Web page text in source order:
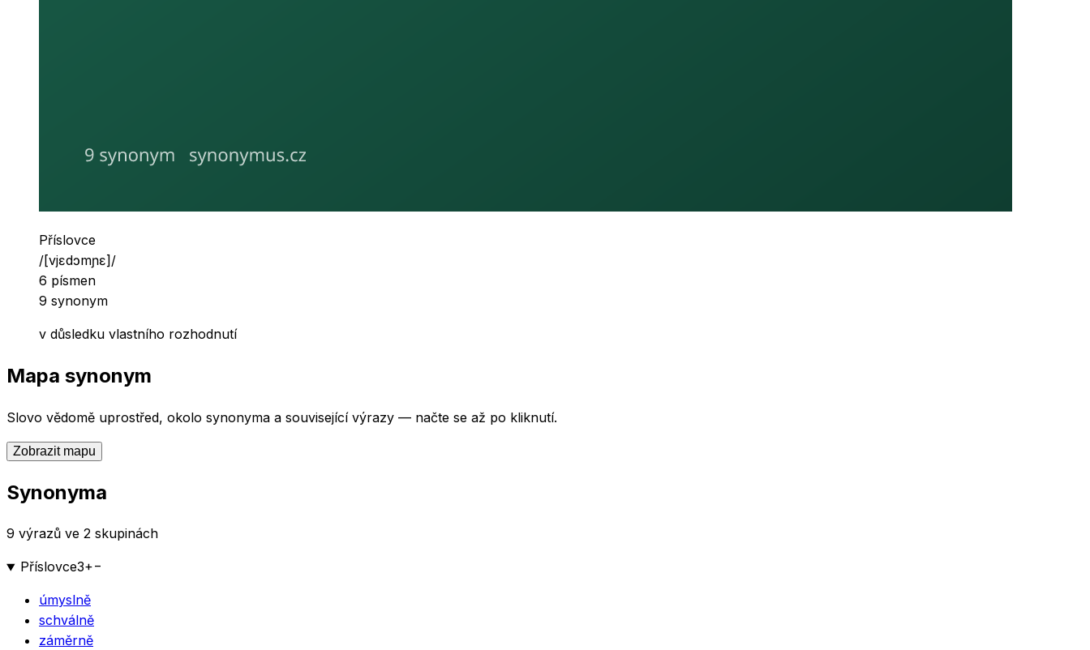
Slovní druh
Příslovce
Výslovnost
/[vjɛdɔmɲɛ]/
Počet písmen
6 písmen
Počet synonym
9 synonym
v důsledku vlastního rozhodnutí
Mapa synonym
Slovo vědomě uprostřed, okolo synonyma a související výrazy — načte se až po kliknutí.
Zobrazit mapu
Synonyma
9 výrazů ve 2 skupinách
Příslovce3+−
úmyslně
schválně
záměrně